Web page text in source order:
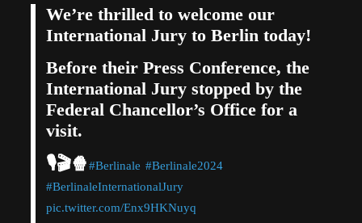
We’re thrilled to welcome our
International Jury to Berlin today!
Before their Press Conference, the
International Jury stopped by the
Federal Chancellor’s Office for a
visit.
🎙️🎬🍿#Berlinale #Berlinale2024
#BerlinaleInternationalJury
pic.twitter.com/Enx9HKNuyq